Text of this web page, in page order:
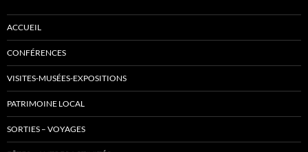
ACCUEIL
CONFÉRENCES
VISITES-MUSÉES-EXPOSITIONS
PATRIMOINE LOCAL
SORTIES – VOYAGES